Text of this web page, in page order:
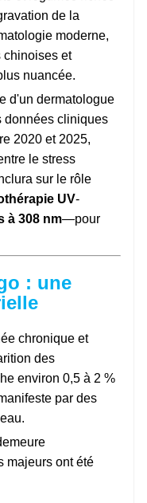
de la
moderne,
chinoises et
nuancée.
d'un dermatologue
données cliniques
2020 et 2025,
le stress
sur le rôle
UV-
à 308 nm—pour
: une
chronique et
des
environ 0,5 à 2 %
par des
majeurs ont été